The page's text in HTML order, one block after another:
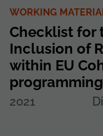
WORKING
Checklist for
Inclusion of
within EU
2021